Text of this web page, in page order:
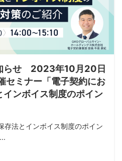
らせ 2023年10月20日
セミナー「電子契約にお
ンボイス制度のポイン
存法とインボイス制度のポイン